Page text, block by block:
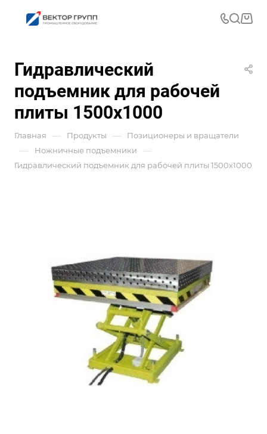
Гидравлический
подъемник для рабочей
плиты 1500х1000
Главная — Продукты — Позиционеры и вращатели
— Ножничные подъемники —
Гидравлический подъемник для рабочей плиты 1500х1000